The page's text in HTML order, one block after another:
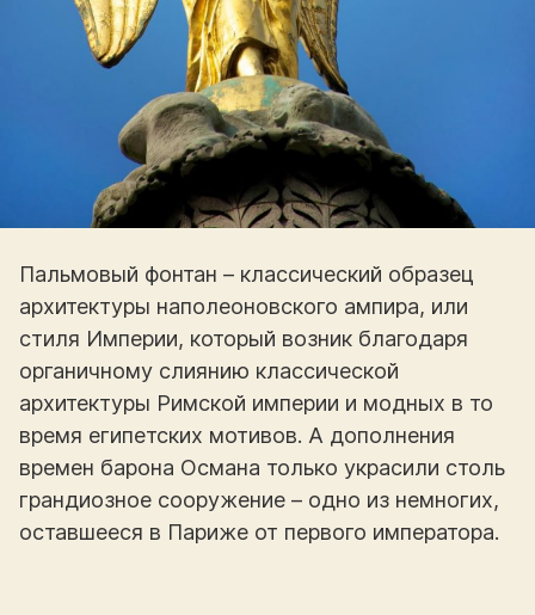
Пальмовый фонтан – классический образец
архитектуры наполеоновского ампира, или
стиля Империи, который возник благодаря
органичному слиянию классической
архитектуры Римской империи и модных в то
время египетских мотивов. А дополнения
времен барона Османа только украсили столь
грандиозное сооружение – одно из немногих,
оставшееся в Париже от первого императора.